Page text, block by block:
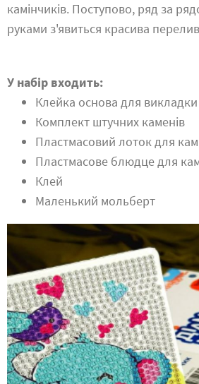
камінчиків. Поступово, ряд за
руками з'явиться красива
У набір входить:
Клейка основа для викладки
Комплект штучних каменів
Пластмасовий лоток для
Пластмасове блюдцедля
Клей
Маленький мольберт